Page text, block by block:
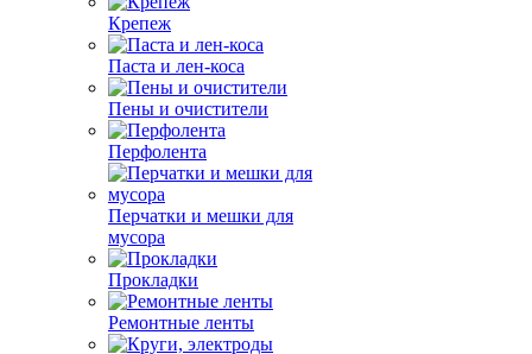
Крепеж
Паста и лен-коса
Пены и очистители
Перфолента
Перчатки и мешки для
мусора
Прокладки
Ремонтные ленты